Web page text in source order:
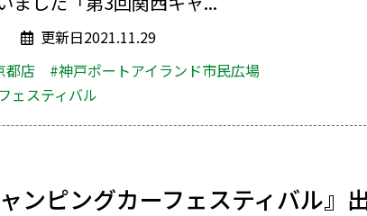
更新日2021.11.29
都店
#神戸ポートアイランド市民広場
ェスティバル
ンピングカーフェスティバル』